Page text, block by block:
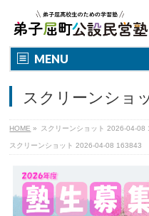
MENU
スクリーンショ
HOME » スクリーンショット 2026-04-08
スクリーンショット 2026-04-08 163843